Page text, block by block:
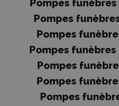
Pompes funèbres
Pompes
Pompes
Pompes
Pompes
Pompes
Pompes